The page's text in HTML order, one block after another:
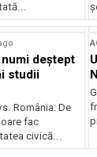
deștept
studii
România: De
fac
civică...